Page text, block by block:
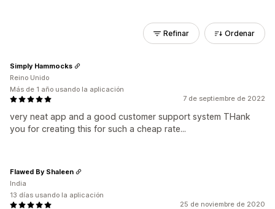
Refinar Ordenar
7 de septiembre de 2022
very neat app and a good customer support system THank
you for creating this for such a cheap rate...
Simply Hammocks
Reino Unido
Más de 1 año usando la aplicación
25 de noviembre de 2020
Flawed By Shaleen
India
13 días usando la aplicación